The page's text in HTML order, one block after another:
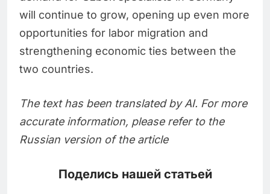
will continue to grow, opening up even more
opportunities for labor migration and
strengthening economic ties between the
two countries.
The text has been translated by AI. For more
accurate information, please refer to the
Russian version of the article
Поделись нашей статьей